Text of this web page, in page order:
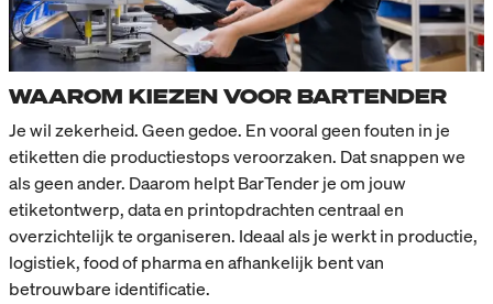
WAAROM KIEZEN VOOR BARTENDER
Je wil zekerheid. Geen gedoe. En vooral geen fouten in je
etiketten die productiestops veroorzaken. Dat snappen we
als geen ander. Daarom helpt BarTender je om jouw
etiketontwerp, data en printopdrachten centraal en
overzichtelijk te organiseren. Ideaal als je werkt in productie,
logistiek, food of pharma en afhankelijk bent van
betrouwbare identificatie.